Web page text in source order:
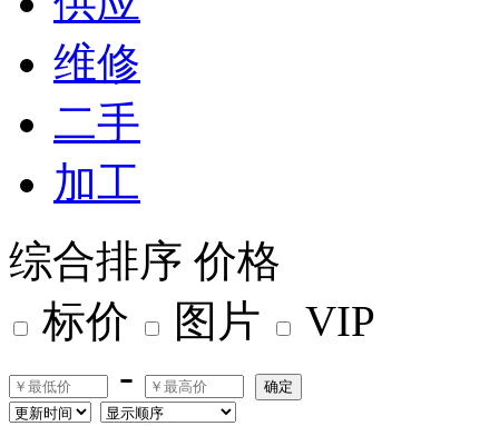
维修
二手
加工
综合排序 价格
标价
图片
VIP
-
确定